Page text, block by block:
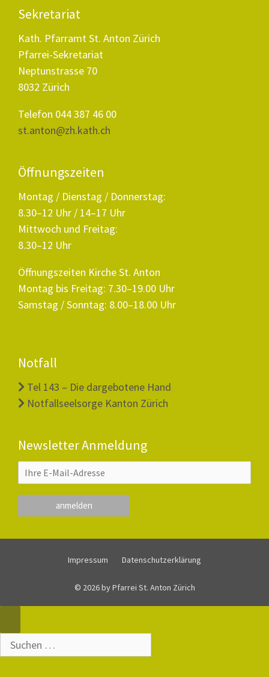
Sekretariat
Kath. Pfarramt St. Anton Zürich
Pfarrei-Sekretariat
Neptunstrasse 70
8032 Zürich
Telefon 044 387 46 00
st.anton@zh.kath.ch
Öffnungszeiten
Montag / Dienstag / Donnerstag:
8.30–12 Uhr / 14–17 Uhr
Mittwoch und Freitag:
8.30–12 Uhr
Öffnungszeiten Kirche St. Anton
Montag bis Freitag: 7.30–19.00 Uhr
Samstag / Sonntag: 8.00–18.00 Uhr
Notfall
Tel 143 – Die dargebotene Hand
Notfallseelsorge Kanton Zürich
Newsletter Anmeldung
Impressum Datenschutzerklärung
© 2026 by Pfarrei St. Anton Zürich
Suche
nach: